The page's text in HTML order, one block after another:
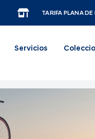
TARIFA PLANA
Servicios